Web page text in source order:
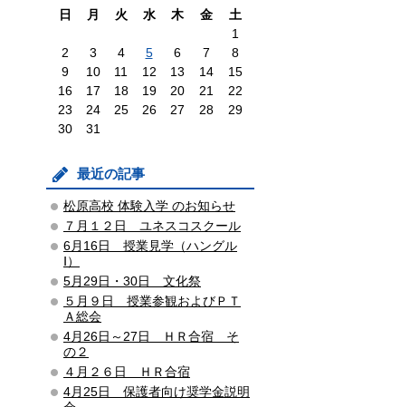
日
月 火 水 木 金
土
1
2
3 4 5 6 7
8
9
10 11 12 13 14
15
16
17 18 19 20 21
22
23
24 25 26 27 28
29
30
31
最近の記事
松原高校 体験入学 のお知らせ
７月１２日 ユネスコスクール
6月16日 授業見学（ハングル
Ⅰ）
5月29日・30日 文化祭
５月９日 授業参観およびＰＴ
Ａ総会
4月26日～27日 ＨＲ合宿 そ
の２
４月２６日 ＨＲ合宿
4月25日 保護者向け奨学金説明